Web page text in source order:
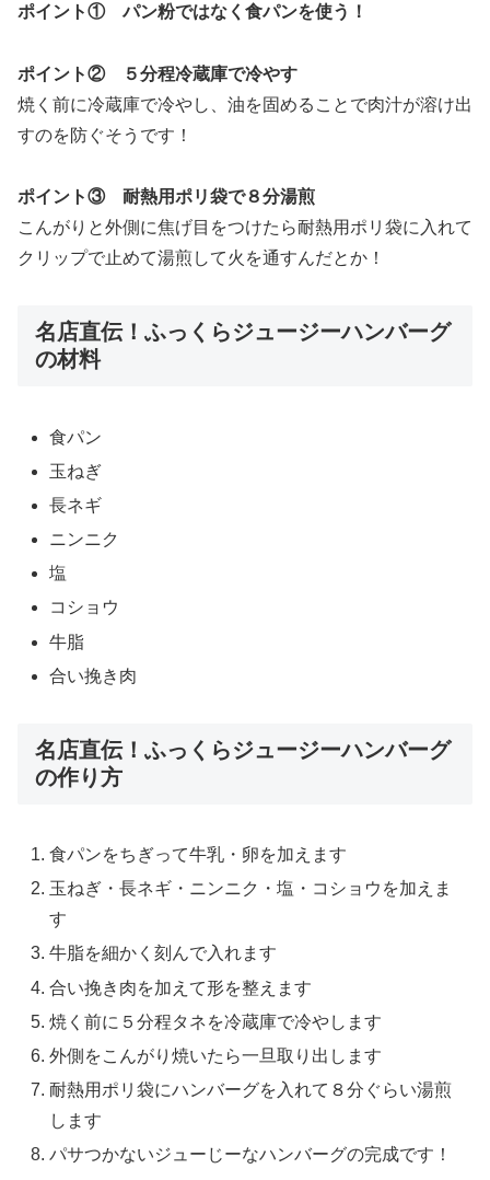
ポイント① パン粉ではなく食パンを使う！
ポイント② ５分程冷蔵庫で冷やす
焼く前に冷蔵庫で冷やし、油を固めることで肉汁が溶け出
すのを防ぐそうです！
ポイント③ 耐熱用ポリ袋で８分湯煎
こんがりと外側に焦げ目をつけたら耐熱用ポリ袋に入れて
クリップで止めて湯煎して火を通すんだとか！
名店直伝！ふっくらジュージーハンバーグ
の材料
食パン
玉ねぎ
長ネギ
ニンニク
塩
コショウ
牛脂
合い挽き肉
名店直伝！ふっくらジュージーハンバーグ
の作り方
食パンをちぎって牛乳・卵を加えます
玉ねぎ・長ネギ・ニンニク・塩・コショウを加えま
す
牛脂を細かく刻んで入れます
合い挽き肉を加えて形を整えます
焼く前に５分程タネを冷蔵庫で冷やします
外側をこんがり焼いたら一旦取り出します
耐熱用ポリ袋にハンバーグを入れて８分ぐらい湯煎
します
パサつかないジューじーなハンバーグの完成です！